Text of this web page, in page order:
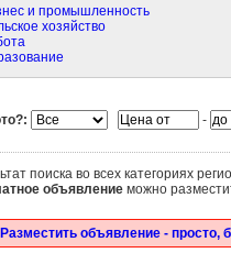
и промышленность
хозяйство
-
поиска во всех категориях
объявлениеможно
Разместить объявление - просто,